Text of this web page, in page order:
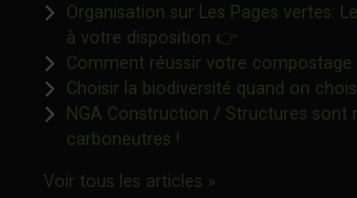
Organisation sur Les Pages vertes:
à votre disposition 👉Ce lien
Comment réussir votre compostage
Choisir la biodiversité quand on
NGA Construction / Structures sont
carboneutres !Ce lien s'ouvrira dans
Voir tous les articles »Ce lien s'ouvrira